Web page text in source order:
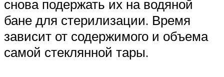
снова подержать их на водяной
бане для стерилизации. Время
зависит от содержимого и объема
самой стеклянной тары.